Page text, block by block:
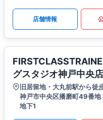
店舗情報
グスタジオ神戸中央店
旧居留地・大丸前駅から徒
神戸市中央区播磨町49番
地下1